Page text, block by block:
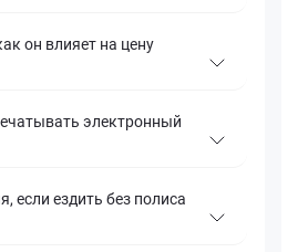
он влияет на цену
электронный
если ездить без полиса